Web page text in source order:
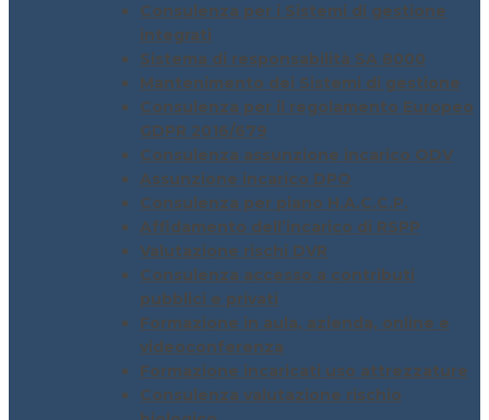
Consulenza per i Sistemi di gestione
integrati
Sistema di responsabilità SA 8000
Mantenimento dei Sistemi di gestione
Consulenza per il regolamento Europeo
GDPR 2016/679
Consulenza assunzione incarico ODV
Assunzione incarico DPO
Consulenza per piano H.A.C.C.P.
Affidamento dell’incarico di RSPP
Valutazione rischi DVR
Consulenza accesso a contributi
pubblici e privati
Formazione in aula, azienda, online e
videoconferenza
Formazione incaricati uso attrezzature
Consulenza valutazione rischio